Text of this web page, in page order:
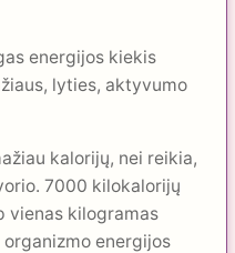
energijos kiekis
lyties, aktyvumo
kalorijų, nei reikia,
7000 kilokalorijų
vienas kilogramas
energijos